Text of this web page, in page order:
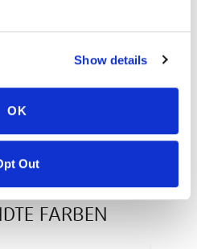
Show details
OK
Out
FARBEN